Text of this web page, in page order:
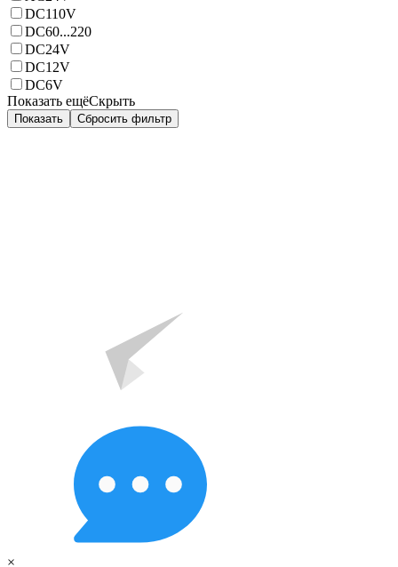
DC110V
DC60...220
DC24V
DC12V
DC6V
Показать ещёСкрыть
Показать Сбросить фильтр
×